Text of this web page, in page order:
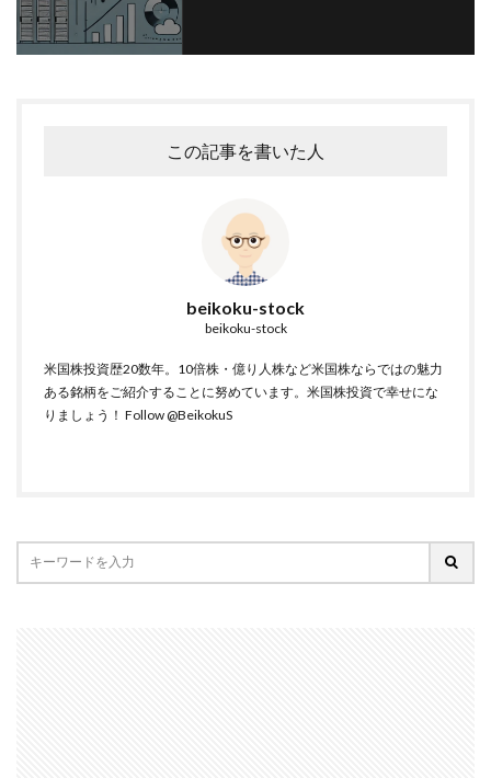
この記事を書いた人
beikoku-stock
beikoku-stock
米国株投資歴20数年。10倍株・億り人株など米国株ならではの魅力
ある銘柄をご紹介することに努めています。米国株投資で幸せにな
りましょう！ Follow @BeikokuS